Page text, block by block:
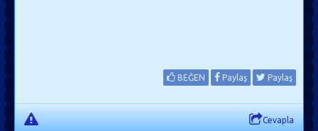
BEĞEN Paylaş Paylaş
Cevapla